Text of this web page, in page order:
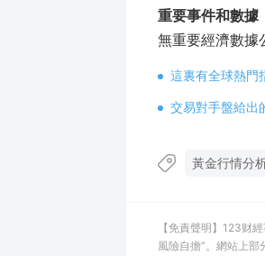
重要事件和數據
無重要經濟數據
這裏有全球熱門
交易對手盤給出
黃金行情分
【免責聲明】123财
風險自擔”。網站上